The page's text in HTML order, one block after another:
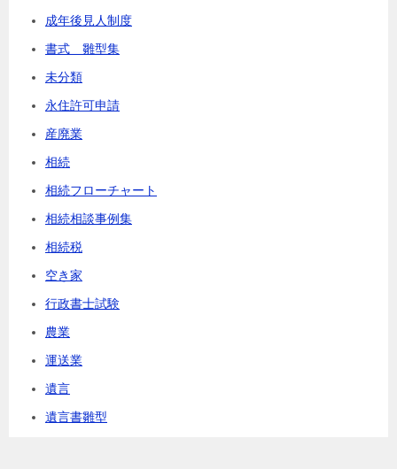
成年後見人制度
書式 雛型集
未分類
永住許可申請
産廃業
相続
相続フローチャート
相続相談事例集
相続税
空き家
行政書士試験
農業
運送業
遺言
遺言書雛型